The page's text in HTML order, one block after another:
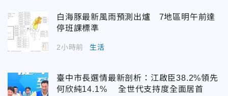
白海豚最新風雨預測出爐 7地區明午前達
停班課標準
2小時前 生活
臺中市長選情最新剖析：江啟臣38.2%領先
何欣純14.1% 全世代支持度全面居首